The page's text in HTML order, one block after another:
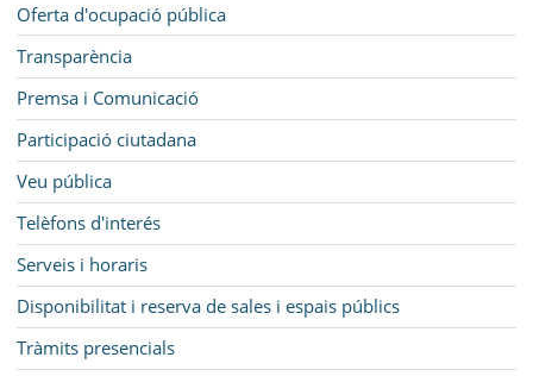
Oferta d'ocupació pública
Transparència
Premsa i Comunicació
Participació ciutadana
Veu pública
Telèfons d'interés
Serveis i horaris
Disponibilitat i reserva de sales i espais públics
Tràmits presencials